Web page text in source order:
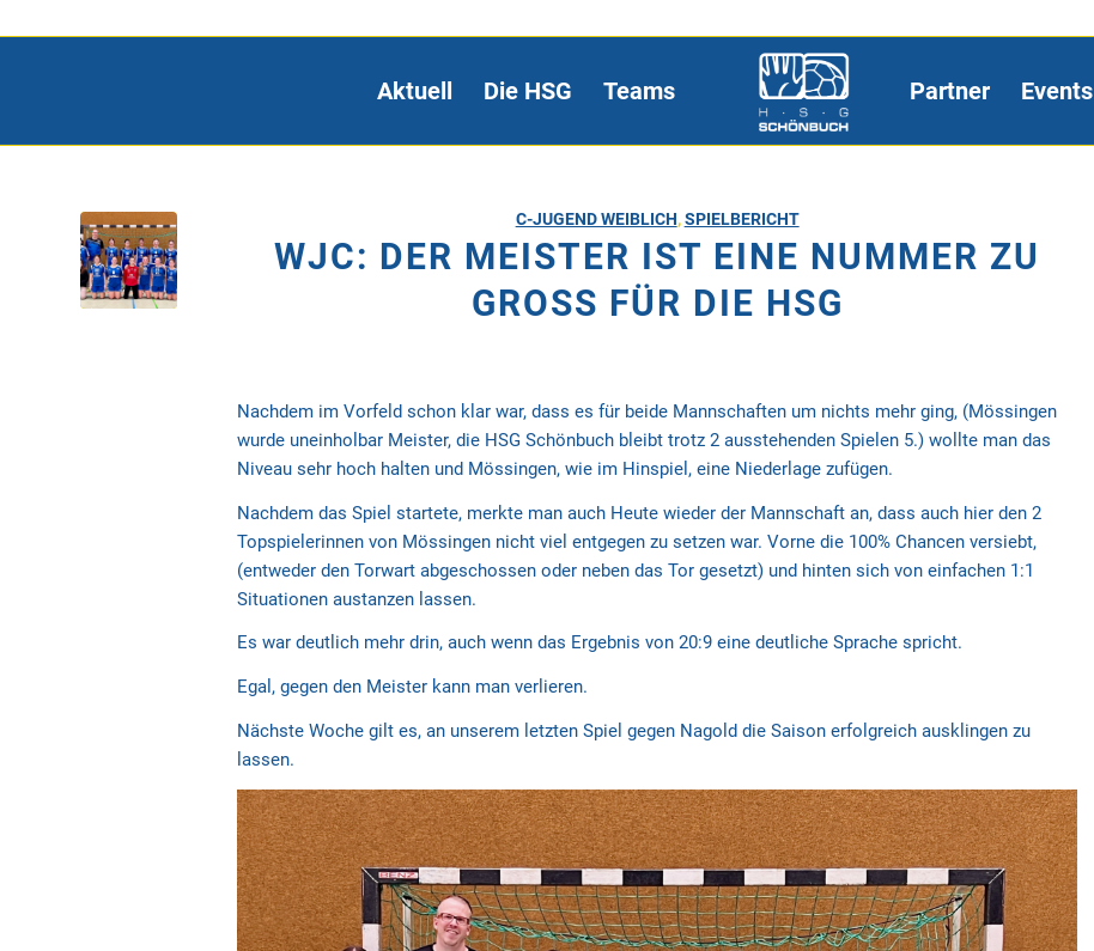
Aktuell Die HSG Teams Partner Events
C-JUGEND WEIBLICH,SPIELBERICHT
WJC: DER MEISTER IST EINE NUMMER ZU
GROSS FÜR DIE HSG
Nachdem im Vorfeld schon klar war, dass es für beide Mannschaften um nichts mehr ging, (Mössingen
wurde uneinholbar Meister, die HSG Schönbuch bleibt trotz 2 ausstehenden Spielen 5.) wollte man das
Niveau sehr hoch halten und Mössingen, wie im Hinspiel, eine Niederlage zufügen.
Nachdem das Spiel startete, merkte man auch Heute wieder der Mannschaft an, dass auch hier den 2
Topspielerinnen von Mössingen nicht viel entgegen zu setzen war. Vorne die 100% Chancen versiebt,
(entweder den Torwart abgeschossen oder neben das Tor gesetzt) und hinten sich von einfachen 1:1
Situationen austanzen lassen.
Es war deutlich mehr drin, auch wenn das Ergebnis von 20:9 eine deutliche Sprache spricht.
Egal, gegen den Meister kann man verlieren.
Nächste Woche gilt es, an unserem letzten Spiel gegen Nagold die Saison erfolgreich ausklingen zu
lassen.